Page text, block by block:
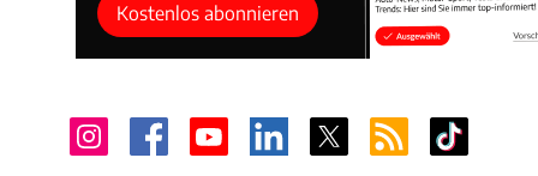
Kostenlos abonnieren